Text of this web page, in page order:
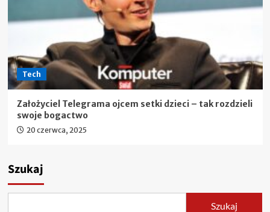
Tech
Założyciel Telegrama ojcem setki dzieci – tak rozdzieli
swoje bogactwo
20 czerwca, 2025
Szukaj
Szukaj